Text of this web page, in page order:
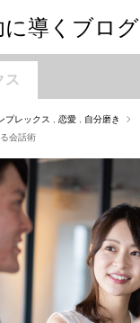
導くブログ
ス
プレックス 恋愛 自分磨き
会話術